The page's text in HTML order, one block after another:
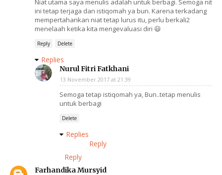
Niat utama saya menulis adalah untuk berbagi. Semoga nit
ini tetap terjaga dan istiqomah ya bun. Karena terkadang
mempertahankan niat tetap lurus itu, perlu berkali2
menelaah ketika kita mengevaluasi diri 😃
Reply Delete
Replies
Nurul Fitri Fatkhani
13 November 2017 at 21:39
Semoga tetap istiqomah ya, Bun..tetap menulis
untuk berbagi
Delete
Replies
Reply
Reply
Farhandika Mursyid